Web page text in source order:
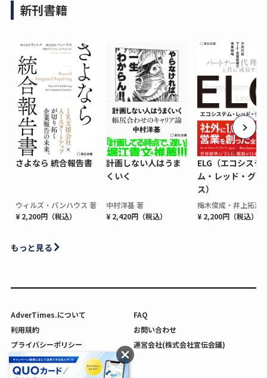
新刊書籍
さよなら 統合報告書
ウィルズ・パンハウス 著
¥ 2,200円（税込）
計画しない人はうま
くいく
中村洋基 著
¥ 2,420円（税込）
ELG（エコシステ
ム・レッド・グロ
ス）
梅木俊成・井上拓海
¥ 2,200円（税込）
もっと見る
AdverTimes.について
FAQ
利用規約
お問い合わせ
プライバシーポリシー
運営会社(株式会社宣伝会議)
利用者情報の外部送信について